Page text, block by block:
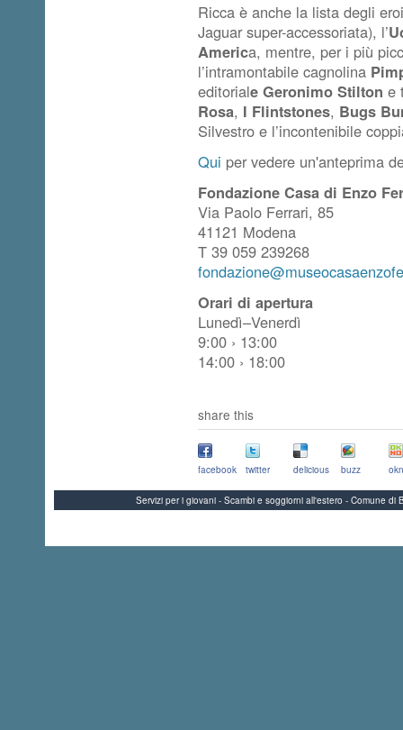
Ricca è anche la lista degli
Jaguar super-accessoriata), l’
America, mentre, per i più
l’intramontabile cagnolina
editoriale Geronimo Stilton e
Rosa, I Flintstones, Bugs
Silvestro e l’incontenibile
Qui per vedere un'anteprima
Fondazione Casa di Enzo
Via Paolo Ferrari, 85
41121 Modena
T 39 059 239268
Orari di apertura
Lunedì–Venerdì
9:00 › 13:00
14:00 › 18:00
share this
facebook twitter delicious buzz
Servizi per i giovani - Scambi e soggiorni all'estero - Comune